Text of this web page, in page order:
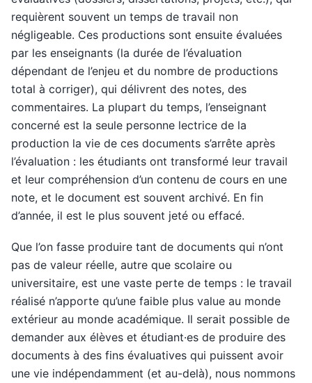
requièrent souvent un temps de travail non
négligeable. Ces productions sont ensuite évaluées
par les enseignants (la durée de l’évaluation
dépendant de l’enjeu et du nombre de productions
total à corriger), qui délivrent des notes, des
commentaires. La plupart du temps, l’enseignant
concerné est la seule personne lectrice de la
production la vie de ces documents s’arrête après
l’évaluation : les étudiants ont transformé leur travail
et leur compréhension d’un contenu de cours en une
note, et le document est souvent archivé. En fin
d’année, il est le plus souvent jeté ou effacé.
Que l’on fasse produire tant de documents qui n’ont
pas de valeur réelle, autre que scolaire ou
universitaire, est une vaste perte de temps : le travail
réalisé n’apporte qu’une faible plus value au monde
extérieur au monde académique. Il serait possible de
demander aux élèves et étudiant·es de produire des
documents à des fins évaluatives qui puissent avoir
une vie indépendamment (et au-delà), nous nommons